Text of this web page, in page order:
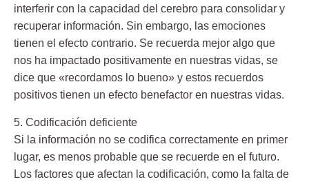
interferir con la capacidad del cerebro para consolidar y
recuperar información. Sin embargo, las emociones
tienen el efecto contrario. Se recuerda mejor algo que
nos ha impactado positivamente en nuestras vidas, se
dice que «recordamos lo bueno» y estos recuerdos
positivos tienen un efecto benefactor en nuestras vidas.
5. Codificación deficiente
Si la información no se codifica correctamente en primer
lugar, es menos probable que se recuerde en el futuro.
Los factores que afectan la codificación, como la falta de